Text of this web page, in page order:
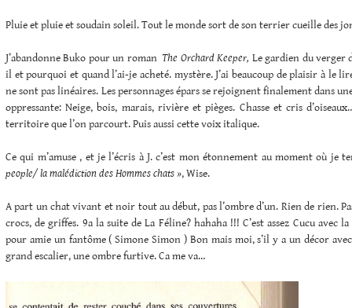
Pluie et pluie et soudain soleil. Tout le monde sort de son terrier cueille des
J’abandonne Buko pour un romanThe Orchard Keeper, Le gardien du verger
il et pourquoi et quand l’ai-je acheté. mystère. J’ai beaucoup de plaisir à le
ne sont pas linéaires. Les personnages épars se rejoignent finalement dans
oppressante: Neige, bois, marais, rivière et pièges. Chasse et cris
territoire que l’on parcourt. Puis aussi cette voix italique.
Ce qui m’amuse , et je l’écris à J. c’est mon étonnement au moment où je
people/ la malédiction des Hommes chats », Wise.
A part un chat vivant et noir tout au début, pas l’ombre d’un. Rien de rien.
crocs, de griffes. 9a la suite de La Féline? hahaha !!! C’est assez Cucu avec
pour amie un fantôme ( Simone Simon ) Bon mais moi, s’il y a un décor
grand escalier, une ombre furtive. Ca me va…